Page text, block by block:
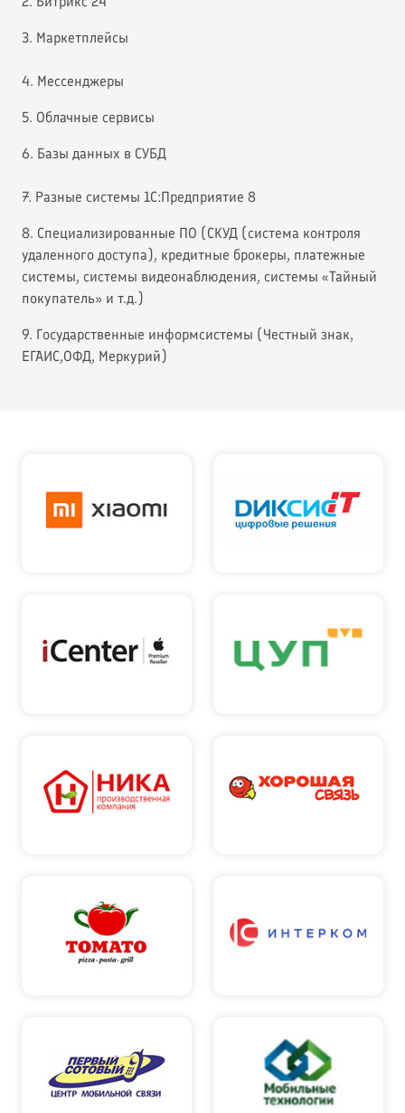
3. Маркетплейсы
4. Мессенджеры
5. Облачные сервисы
6. Базы данных в СУБД
7. Разные системы 1С:Предприятие 8
8. Специализированные ПО (СКУД (система контроля
удаленного доступа), кредитные брокеры, платежные
системы, системы видеонаблюдения, системы «Тайный
покупатель» и т.д.)
9. Государственные информсистемы (Честный знак,
ЕГАИС,ОФД, Меркурий)